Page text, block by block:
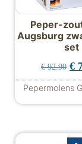
Peper-
Augsburg
set
€92.90 €
Pepermolens